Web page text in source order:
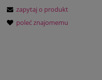
zapytaj o produkt
poleć znajomemu